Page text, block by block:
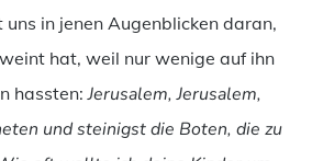
in jenen Augenblicken daran,
hat, weil nur wenige auf ihn
hassten:Jerusalem, Jerusalem,
und steinigst die Boten, die zu